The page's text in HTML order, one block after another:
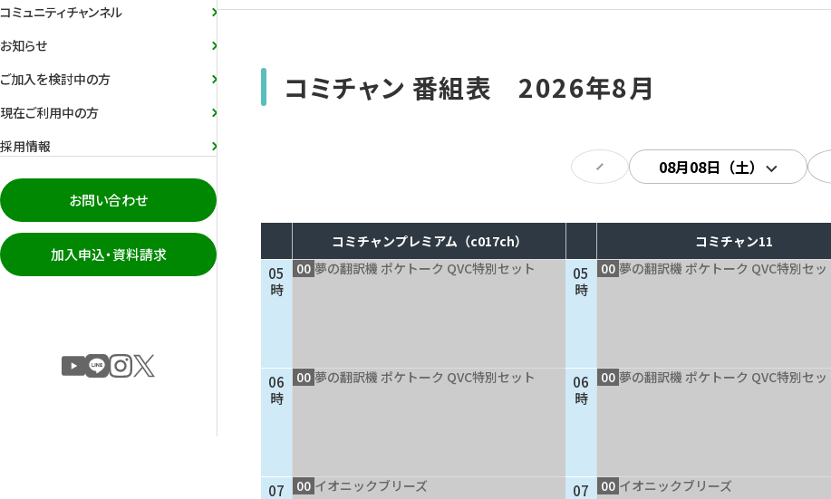
コミュニティチャンネル
お知らせ
ご加入を検討中の方
現在ご利用中の方
採用情報
お問い合わせ
加入申込・資料請求
コミチャン 番組表 2026年8月
コミチャンプレミアム（c017ch） コミチャン11
05
時
06
時
07
00 夢の翻訳機 ポケトーク QVC特別セット
00 夢の翻訳機 ポケトーク QVC特別セット
00 イオニックブリーズ
05
時
06
時
07
00 夢の翻訳機 ポケトーク QVC特別セッ
00 夢の翻訳機 ポケトーク QVC特別セッ
00 イオニックブリーズ